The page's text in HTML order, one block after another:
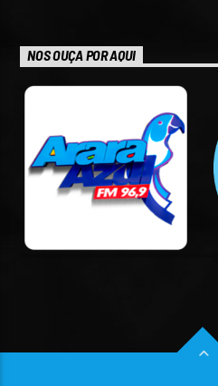
NOS OUÇA POR AQUI